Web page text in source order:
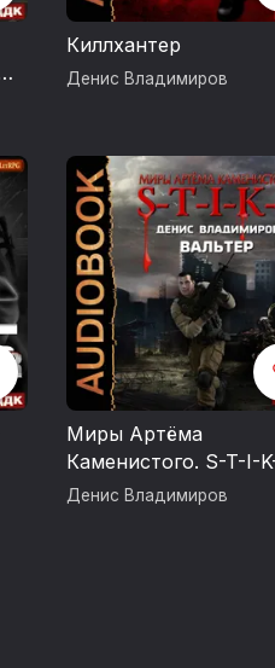
Киллхантер
Денис Владимиров
Миры Артёма
Каменистого. S-T-I-
Вальтер
Денис Владимиров